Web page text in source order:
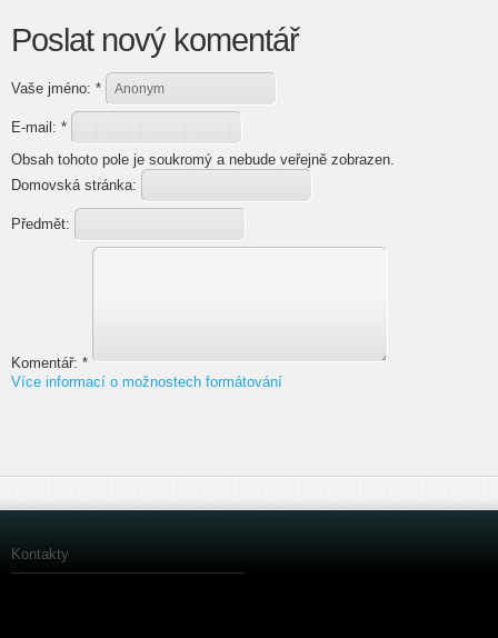
Poslat nový komentář
Vaše jméno: *
E-mail: *
Obsah tohoto pole je soukromý a nebude veřejně zobrazen.
Domovská stránka:
Předmět:
Komentář: *
Více informací o možnostech formátování
Kontakty